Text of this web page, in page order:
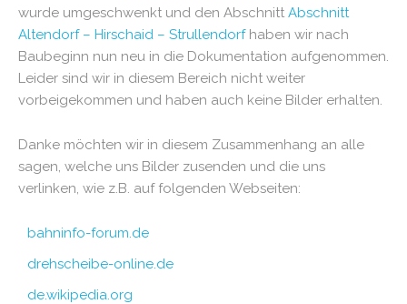
wurde umgeschwenkt und den Abschnitt Abschnitt
Altendorf – Hirschaid – Strullendorfhaben wir nach
Baubeginn nun neu in die Dokumentation aufgenommen.
Leider sind wir in diesem Bereich nicht weiter
vorbeigekommen und haben auch keine Bilder erhalten.
Danke möchten wir in diesem Zusammenhang an alle
sagen, welche uns Bilder zusenden und die uns
verlinken, wie z.B. auf folgenden Webseiten:
bahninfo-forum.de
drehscheibe-online.de
de.wikipedia.org